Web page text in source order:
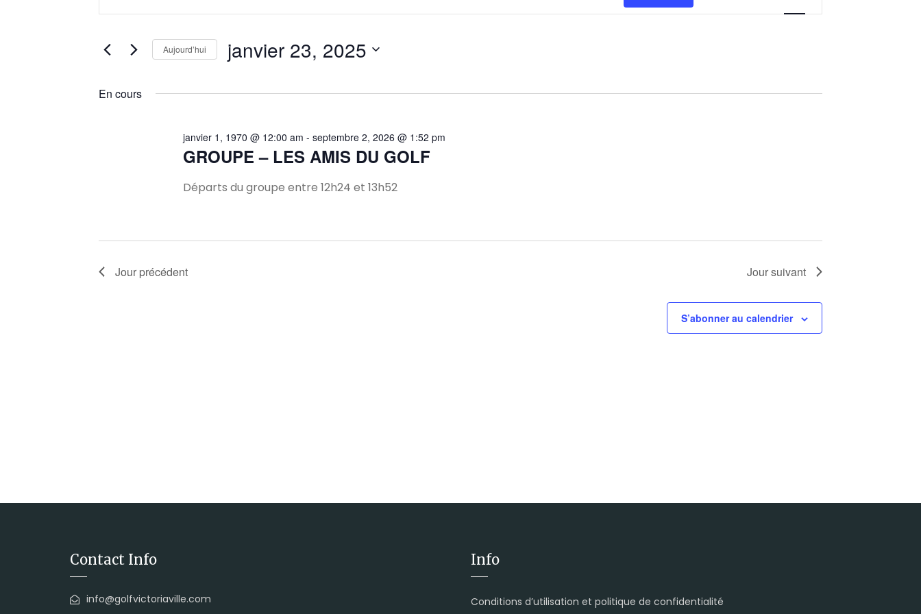
navigation
de
Évènements
Rechercher
Évènements
mot-
de
Évènement
Aujourd’hui janvier 23, 2025
En cours
GROUPE – LES AMIS DU GOLF
janvier 1, 1970 @ 12:00 am - septembre 2, 2026 @ 1:52 pm
Départs du groupe entre 12h24 et 13h52
Jour précédent Jour suivant
S’abonner au calendrier
Contact Info
info@golfvictoriaville.com
Info
Conditions d’utilisation et politique de confidentialité